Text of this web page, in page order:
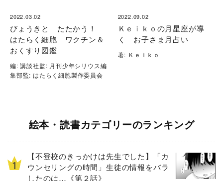
2022.03.02
びょうきと たたかう！
はたらく細胞 ワクチン＆
おくすり図鑑
編: 講談社監: 月刊少年シリウス編
集部監: はたらく細胞製作委員会
2022.09.02
Ｋｅｉｋｏの月星座が導
く お子さま月占い
著: Ｋｅｉｋｏ
絵本・読書カテゴリーのランキング
【不登校のきっかけは先生でした】「カ
ウンセリングの時間」生徒の情報をバラ
したのは…《第２話》